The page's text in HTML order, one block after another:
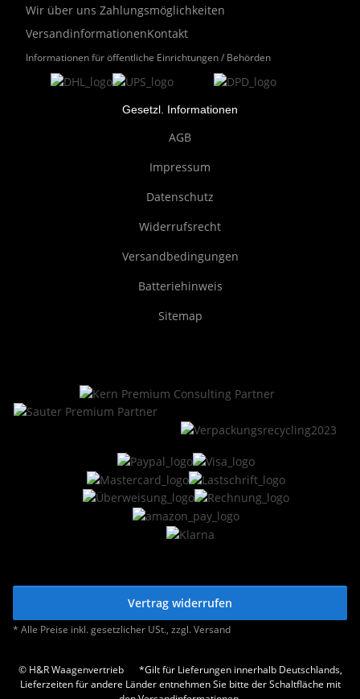
Wir über uns Zahlungsmöglichkeiten
VersandinformationenKontakt
Informationen für öffentliche Einrichtungen / Behörden
Gesetzl. Informationen
AGB
Impressum
Datenschutz
Widerrufsrecht
Versandbedingungen
Batteriehinweis
Sitemap
Vertrag widerrufen
* Alle Preise inkl. gesetzlicher USt., zzgl.Versand
© H&R Waagenvertrieb
*Gilt für Lieferungen innerhalb Deutschlands,
Lieferzeiten für andere Länder entnehmen Sie bitte der Schaltfläche mit